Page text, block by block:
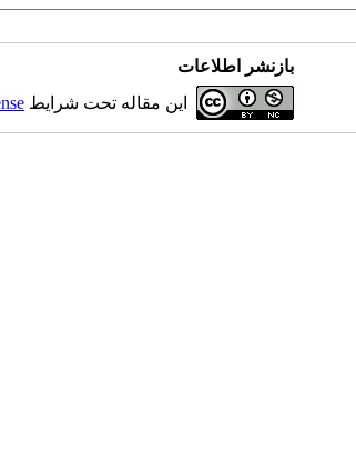
بازنشر اطلاعات
این مقاله تحت شرایط